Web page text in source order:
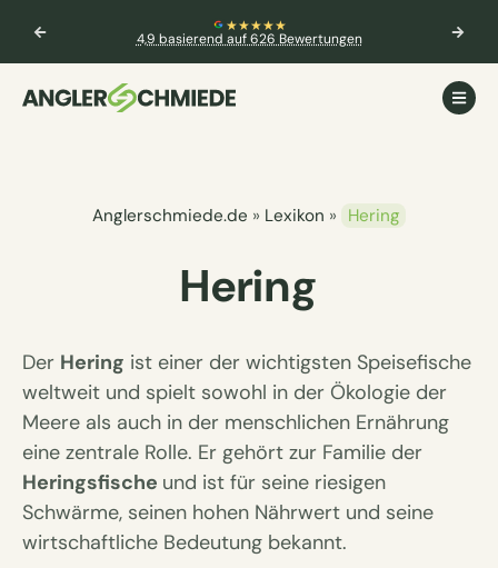
★★★★★
4,9 basierend auf 626 Bewertungen
Anglerschmiede.de » Lexikon » Hering
Hering
Der Hering ist einer der wichtigsten Speisefische
weltweit und spielt sowohl in der Ökologie der
Meere als auch in der menschlichen Ernährung
eine zentrale Rolle. Er gehört zur Familie der
Heringsfische und ist für seine riesigen
Schwärme, seinen hohen Nährwert und seine
wirtschaftliche Bedeutung bekannt.